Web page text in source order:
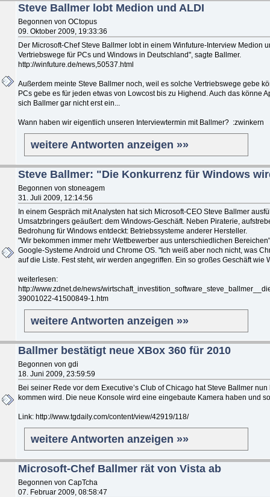
Steve Ballmer lobt Medion und ALDI
Begonnen von OCtopus
09. Oktober 2009, 19:33:36
Der Microsoft-Chef Steve Ballmer lobt in einem Winfuture-Interview Medion
Vertriebswege für PCs und Windows in Deutschland", sagte Ballmer.
http://winfuture.de/news,50537.html
Außerdem meinte Steve Ballmer noch, weil es solche Vertriebswege gebe
PCs gebe es für jeden etwas von Lowcost bis zu Highend. Auch das könne
sich Ballmer gar nicht erst ein...
Wann haben wir eigentlich unseren Interviewtermin mit Ballmer? :zwinkern
weitere Antworten anzeigen »»
Steve Ballmer: "Die Konkurrenz für Windows
Begonnen von stoneagem
31. Juli 2009, 12:14:56
In einem Gespräch mit Analysten hat sich Microsoft-CEO Steve Ballmer
Umsatzbringers geäußert: dem Windows-Geschäft. Neben Piraterie,
Bedrohung für Windows entdeckt: Betriebssysteme anderer Hersteller.
"Wir bekommen immer mehr Wettbewerber aus unterschiedlichen
Google-Systeme Android und Chrome OS. "Ich weiß aber noch nicht, was
auf die Liste. Fest steht, wir werden angegriffen. Ein so großes Geschäft wie
weiterlesen:
http://www.zdnet.de/news/
39001022-41500849-1.htm
weitere Antworten anzeigen »»
Ballmer bestätigt neue XBox 360 für 2010
Begonnen von gdi
18. Juni 2009, 23:59:59
Bei seiner Rede vor dem Executive’s Club of Chicago hat Steve Ballmer
kommen wird. Die neue Konsole wird eine eingebaute Kamera haben und
Link: http://www.tgdaily.com/content/view/42919/118/
weitere Antworten anzeigen »»
Microsoft-Chef Ballmer rät von Vista ab
Begonnen von CapTcha
07. Februar 2009, 08:58:47